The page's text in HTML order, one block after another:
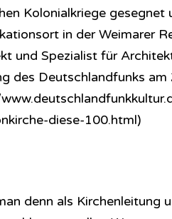
Kolonialkriege gesegnet
in der Weimarer
und Spezialist für
des Deutschlandfunks
diese-100.html)
denn als Kirchenleitung